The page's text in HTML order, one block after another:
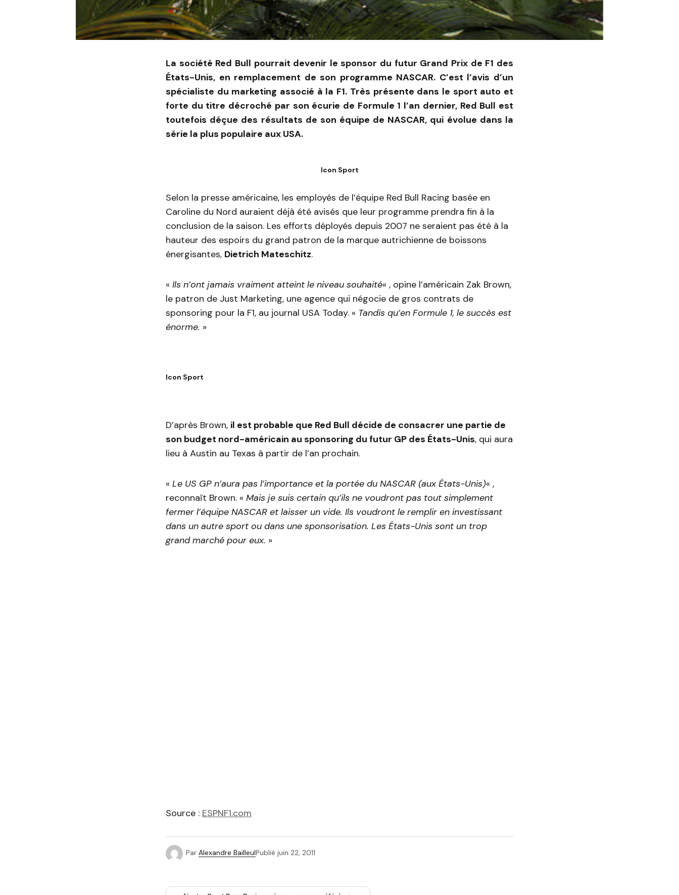
La société Red Bull pourrait devenir le sponsor du futur Grand Prix de F1 des
États-Unis, en remplacement de son programme NASCAR. C’est l’avis d’un
spécialiste du marketing associé à la F1. Très présente dans le sport auto et
forte du titre décroché par son écurie de Formule 1 l’an dernier, Red Bull est
toutefois déçue des résultats de son équipe de NASCAR, qui évolue dans la
série la plus populaire aux USA.
Icon Sport
Selon la presse américaine, les employés de l’équipe Red Bull Racing basée en
Caroline du Nord auraient déjà été avisés que leur programme prendra fin à la
conclusion de la saison. Les efforts déployés depuis 2007 ne seraient pas été à la
hauteur des espoirs du grand patron de la marque autrichienne de boissons
énergisantes, Dietrich Mateschitz.
« Ils n’ont jamais vraiment atteint le niveau souhaité« , opine l’américain Zak Brown,
le patron de Just Marketing, une agence qui négocie de gros contrats de
sponsoring pour la F1, au journal USA Today. « Tandis qu’en Formule 1, le succès est
énorme. »
Icon Sport
D’après Brown, il est probable que Red Bull décide de consacrer une partie de
son budget nord-américain au sponsoring du futur GP des États-Unis, qui aura
lieu à Austin au Texas à partir de l’an prochain.
« Le US GP n’aura pas l’importance et la portée du NASCAR (aux États-Unis)« ,
reconnaît Brown. « Mais je suis certain qu’ils ne voudront pas tout simplement
fermer l’équipe NASCAR et laisser un vide. Ils voudront le remplir en investissant
dans un autre sport ou dans une sponsorisation. Les États-Unis sont un trop
grand marché pour eux. »
Source : ESPNF1.com
Par Alexandre BailleulPublié juin 22, 2011